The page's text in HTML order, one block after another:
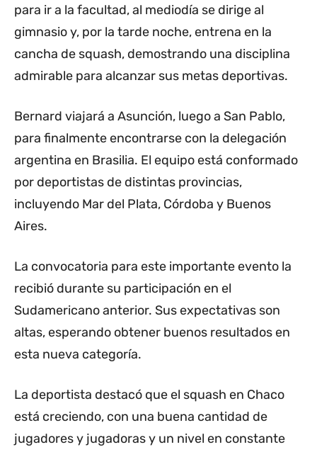
para ir a la facultad, al mediodía se dirige al
gimnasio y, por la tarde noche, entrena en la
cancha de squash, demostrando una disciplina
admirable para alcanzar sus metas deportivas.
Bernard viajará a Asunción, luego a San Pablo,
para finalmente encontrarse con la delegación
argentina en Brasilia. El equipo está conformado
por deportistas de distintas provincias,
incluyendo Mar del Plata, Córdoba y Buenos
Aires.
La convocatoria para este importante evento la
recibió durante su participación en el
Sudamericano anterior. Sus expectativas son
altas, esperando obtener buenos resultados en
esta nueva categoría.
La deportista destacó que el squash en Chaco
está creciendo, con una buena cantidad de
jugadores y jugadoras y un nivel en constante